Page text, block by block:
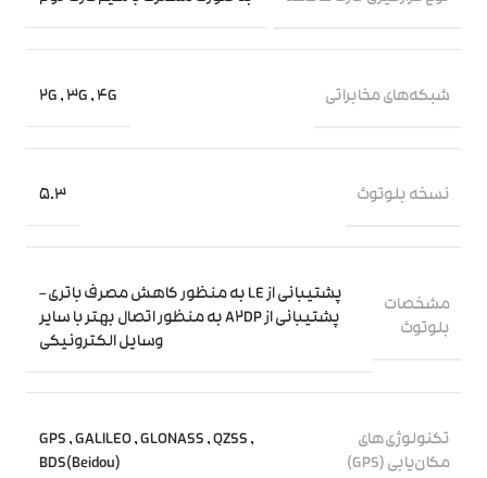
شبکه‌های مخابراتی 2G,3G,4G
نسخه بلوتوث 5.3
مشخصات
بلوتوث
پشتیبانی از LE به منظور کاهش مصرف باتری –
پشتیبانی از A2DP به منظور اتصال بهتر با سایر
وسایل الکترونیکی
تکنولوژی‌های
مکان‌یابی (GPS)
GPS,GALILEO,GLONASS,QZSS,
BDS(Beidou)